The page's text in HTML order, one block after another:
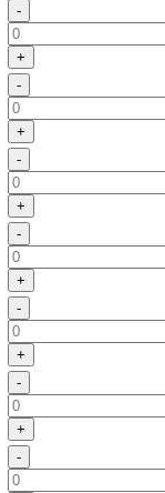
-
+
-
+
-
+
-
+
-
+
-
+
-